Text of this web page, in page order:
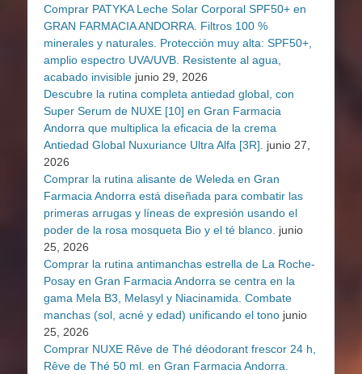
Comprar PATYKA Leche Solar Corporal SPF50+ en
GRAN FARMACIA ANDORRA. Filtros 100 %
minerales y naturales. Protección muy alta: SPF50+,
amplio espectro UVA/UVB. Resistente al agua,
acabado invisible junio 29, 2026
Descubre la rutina completa antiedad global, con
Super Serum de NUXE [10] en Gran Farmacia
Andorra que multiplica la eficacia de la crema
Antiedad Global Nuxuriance Ultra Alfa [3R].
junio 27,
2026
Comprar la rutina alisante de Weleda en Gran
Farmacia Andorra está diseñada para combatir las
primeras arrugas y líneas de expresión usando el
poder de la rosa mosqueta Bio y el té blanco. junio
25, 2026
Comprar la rutina antimanchas estrella de La Roche-
Posay en Gran Farmacia Andorra se centra en la
gama Mela B3, Melasyl y Niacinamida. Combate
manchas (sol, acné y edad) unificando el tono junio
25, 2026
Comprar NUXE Rêve de Thé déodorant frescor 24 h,
Rêve de Thé 50 ml. en Gran Farmacia Andorra.